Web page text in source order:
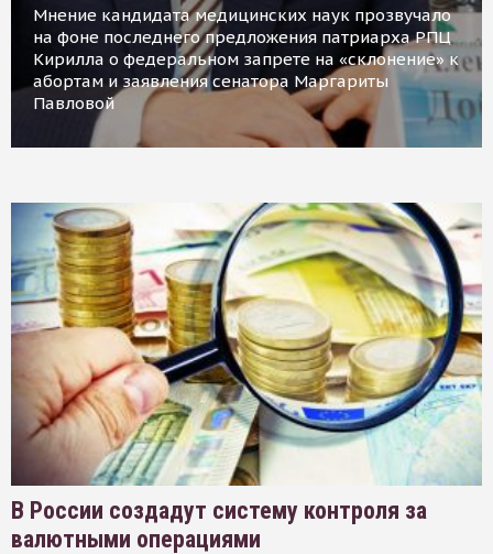
Мнение кандидата медицинских наук прозвучало
на фоне последнего предложения патриарха РПЦ
Кирилла о федеральном запрете на «склонение» к
абортам и заявления сенатора Маргариты
Павловой
В России создадут систему контроля за
валютными операциями